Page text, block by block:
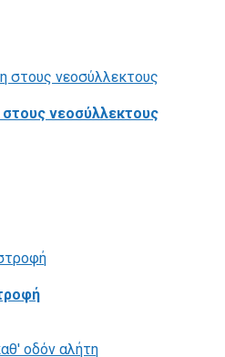
στους νεοσύλλεκτους